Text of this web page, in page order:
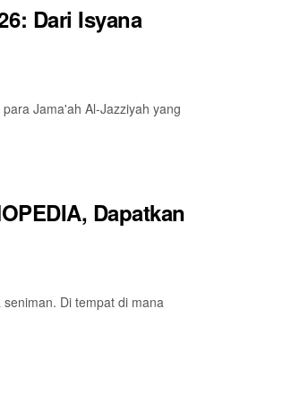
Dari Isyana
Jama'ah Al-Jazziyah yang
Dapatkan
Di tempat di mana